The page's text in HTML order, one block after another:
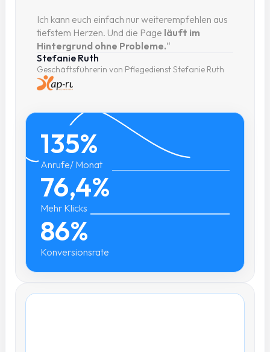
135%
Anrufe/ Monat
76,4%
Mehr Klicks
86%
Konversionsrate
Ich kann euch einfach nur weiterempfehlen aus
tiefstem Herzen. Und die Page läuft im
Hintergrund ohne Probleme.“
Stefanie Ruth
Geschäftsführerin von Pflegedienst Stefanie Ruth